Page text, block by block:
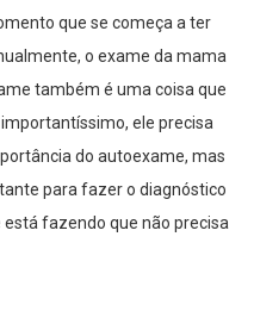
que se começa a ter
o exame da mama
também é uma coisa que
ele precisa
do autoexame, mas
para fazer o diagnóstico
está fazendo que não precisa